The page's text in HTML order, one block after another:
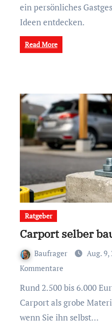
ein persönliches
Ideen entdecken.
Read More
Ratgeber
Carport selber
Baufrager Aug. 9,
Kommentare
Rund 2.500 bis 6.000 Euro kostet ein einfacher
Carport als grobe
wenn Sie ihn selbst…